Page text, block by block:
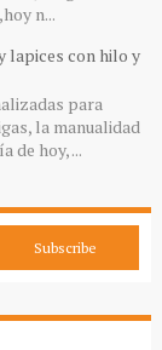
n...
lapices con hilo y
para
la manualidad
de hoy, ...